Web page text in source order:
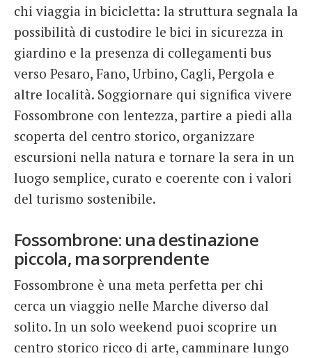
chi viaggia in bicicletta: la struttura segnala la
possibilità di custodire le bici in sicurezza in
giardino e la presenza di collegamenti bus
verso Pesaro, Fano, Urbino, Cagli, Pergola e
altre località. Soggiornare qui significa vivere
Fossombrone con lentezza, partire a piedi alla
scoperta del centro storico, organizzare
escursioni nella natura e tornare la sera in un
luogo semplice, curato e coerente con i valori
del turismo sostenibile.
Fossombrone: una destinazione
piccola, ma sorprendente
Fossombrone è una meta perfetta per chi
cerca un viaggio nelle Marche diverso dal
solito. In un solo weekend puoi scoprire un
centro storico ricco di arte, camminare lungo